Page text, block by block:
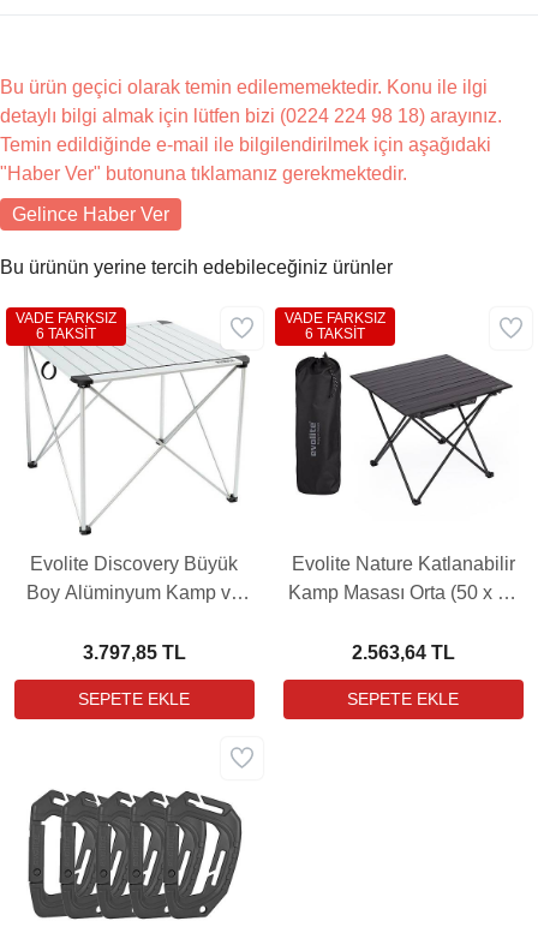
Bu ürün geçici olarak temin edilememektedir. Konu ile ilgi
detaylı bilgi almak için lütfen bizi (0224 224 98 18) arayınız.
Temin edildiğinde e-mail ile bilgilendirilmek için aşağıdaki
"Haber Ver" butonuna tıklamanız gerekmektedir.
Gelince Haber Ver
Bu ürünün yerine tercih edebileceğiniz ürünler
Evolite Discovery Büyük
Boy Alüminyum Kamp ve
3.797,85 TL
VADE FARKSIZ
6 TAKSİT
Evolite Nature Katlanabilir
Kamp Masası Orta (50 x 55
2.563,64 TL
VADE FARKSIZ
6 TAKSİT